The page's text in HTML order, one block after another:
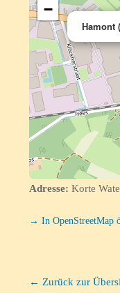
Hamont
−
Adresse: Korte
→ In OpenStreetMap
← Zurück zur